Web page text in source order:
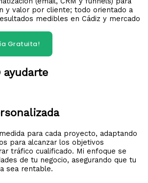
y valor por cliente; todo orientado a
medibles en Cádiz y mercado
Gratuita!
ayudarte
para cada proyecto, adaptando
para alcanzar los objetivos
tráfico cualificado. Mi enfoque se
de tu negocio, asegurando que tu
sea rentable.